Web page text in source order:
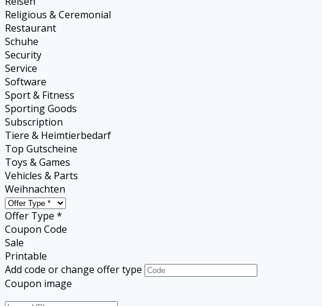
Religious & Ceremonial
Restaurant
Schuhe
Security
Service
Software
Sport & Fitness
Sporting Goods
Subscription
Tiere & Heimtierbedarf
Top Gutscheine
Toys & Games
Vehicles & Parts
Weihnachten
Offer Type *
Coupon Code
Sale
Printable
Add code or change offer type
Coupon image